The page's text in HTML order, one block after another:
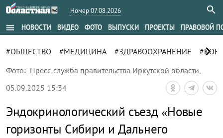
Номер 07.08.2026
menu НОВОСТИ ВИДЕО ФОТО ВЫПУСКИ ПРОЕКТЫ ПРАВОВОЙ
#ОБЩЕСТВО #МЕДИЦИНА #ЗДРАВООХРАНЕНИЕ chevron_right
Фото: Пресс-служба правительства Иркутской области,
05.09.2025 15:34
Эндокринологический съезд «Новые
горизонты Сибири и Дальнего